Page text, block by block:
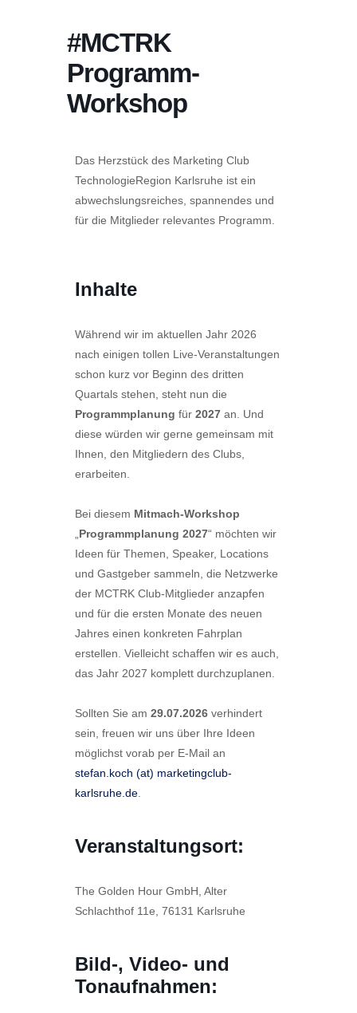
#MCTRK
Programm-
Workshop
Das Herzstück des Marketing Club
TechnologieRegion Karlsruhe ist ein
abwechslungsreiches, spannendes und
für die Mitglieder relevantes Programm.
Inhalte
Während wir im aktuellen Jahr 2026
nach einigen tollen Live-Veranstaltungen
schon kurz vor Beginn des dritten
Quartals stehen, steht nun die
Programmplanung für 2027 an. Und
diese würden wir gerne gemeinsam mit
Ihnen, den Mitgliedern des Clubs,
erarbeiten.
Bei diesem Mitmach-Workshop
Programmplanung 2027“ möchten wir
Ideen für Themen, Speaker, Locations
und Gastgeber sammeln, die Netzwerke
der MCTRK Club-Mitglieder anzapfen
und für die ersten Monate des neuen
Jahres einen konkreten Fahrplan
erstellen. Vielleicht schaffen wir es auch,
das Jahr 2027 komplett durchzuplanen.
Sollten Sie am 29.07.2026 verhindert
sein, freuen wir uns über Ihre Ideen
möglichst vorab per E-Mail an
stefan.koch (at) marketingclub-
karlsruhe.de
Veranstaltungsort:
The Golden Hour GmbH, Alter
Schlachthof 11e, 76131 Karlsruhe
Bild-, Video- und
Tonaufnahmen: